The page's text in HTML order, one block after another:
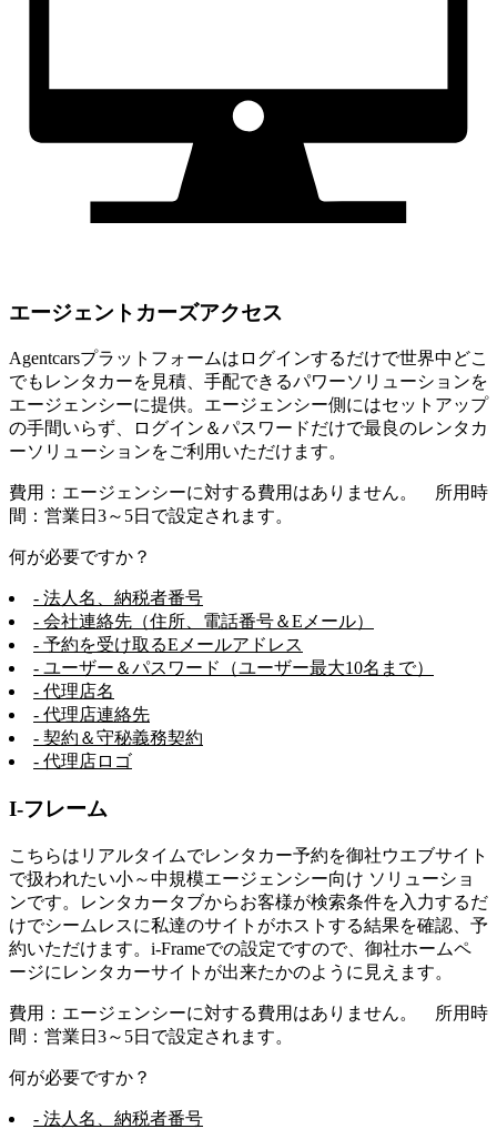
エージェントカーズアクセス
Agentcarsプラットフォームはログインするだけで世界中どこ
でもレンタカーを見積、手配できるパワーソリューションを
エージェンシーに提供。エージェンシー側にはセットアップ
の手間いらず、ログイン＆パスワードだけで最良のレンタカ
ーソリューションをご利用いただけます。
費用：エージェンシーに対する費用はありません。 所用時
間：営業日3～5日で設定されます。
何が必要ですか？
- 法人名、納税者番号
- 会社連絡先（住所、電話番号＆Eメール）
- 予約を受け取るEメールアドレス
- ユーザー＆パスワード（ユーザー最大10名まで）
- 代理店名
- 代理店連絡先
- 契約＆守秘義務契約
- 代理店ロゴ
I-フレーム
こちらはリアルタイムでレンタカー予約を御社ウエブサイト
で扱われたい小～中規模エージェンシー向け ソリューショ
ンです。レンタカータブからお客様が検索条件を入力するだ
けでシームレスに私達のサイトがホストする結果を確認、予
約いただけます。i-Frameでの設定ですので、御社ホームペ
ージにレンタカーサイトが出来たかのように見えます。
費用：エージェンシーに対する費用はありません。 所用時
間：営業日3～5日で設定されます。
何が必要ですか？
- 法人名、納税者番号